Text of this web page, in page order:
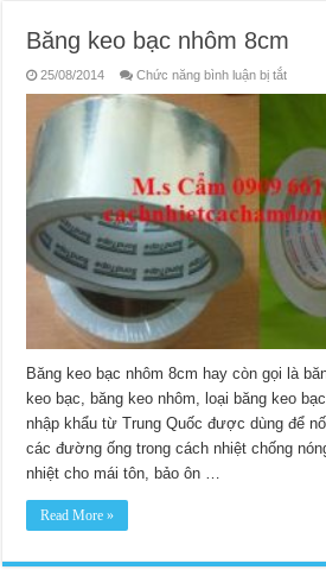
Băng keo bạc nhôm 8cm
25/08/2014 Chức năng bình luận bị tắtở
8cm
Băng keo bạc nhôm 8cm hay còn gọi là
keo bạc, băng keo nhôm, loại băng keo
nhập khẩu từ Trung Quốc được dùng để
các đường ống trong cách nhiệt chống
nhiệt cho mái tôn, bảo ôn …
Read More »